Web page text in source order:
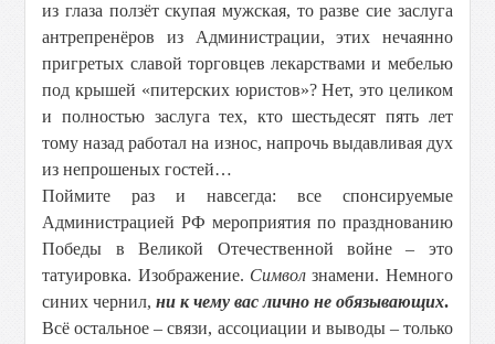
из глаза ползёт скупая мужская, то разве сие заслуга
антрепренёров из Администрации, этих нечаянно
пригретых славой торговцев лекарствами и мебелью
под крышей «питерских юристов»? Нет, это целиком
и полностью заслуга тех, кто шестьдесят пять лет
тому назад работал на износ, напрочь выдавливая дух
из непрошеных гостей…
Поймите раз и навсегда: все спонсируемые
Администрацией РФ мероприятия по празднованию
Победы в Великой Отечественной войне – это
татуировка. Изображение. Символ знамени. Немного
синих чернил,ни к чему вас лично не обязывающих.
Всё остальное – связи, ассоциации и выводы – только